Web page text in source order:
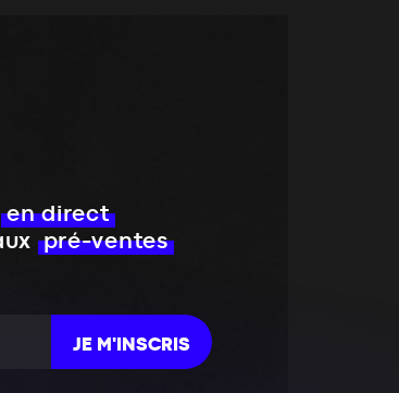
en direct
pré-ventes
JE M'INSCRIS